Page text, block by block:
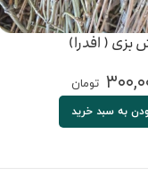
بزی ( افدرا)
تومان
به سبد خرید